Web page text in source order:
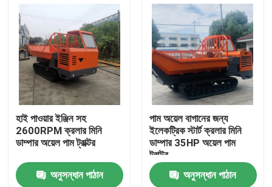
হাই পাওয়ার ইঞ্জিন সহ
2600RPM ক্রলার মিনি
ডাম্পার অয়েল পাম ট্রাক্টর
অনুসন্ধান পাঠান
পাম অয়েল বাগানের জন্য
ইলেকট্রিক স্টার্ট ক্রলার মিনি
ডাম্পার 35HP অয়েল পাম
ট্রাক্টর
অনুসন্ধান পাঠান